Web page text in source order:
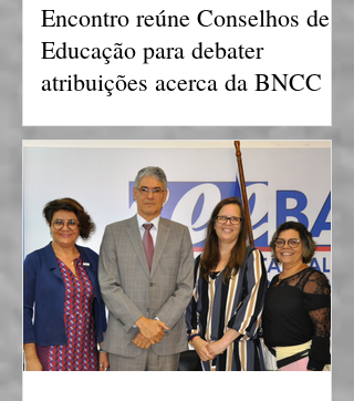
Encontro reúne Conselhos de
Educação para debater
atribuições acerca da BNCC